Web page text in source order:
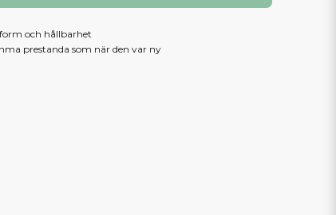
och hållbarhet
prestanda som när den var ny